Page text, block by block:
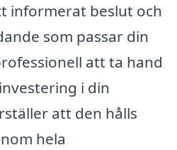
informerat beslut och
som passar din
att ta hand
i din
att den hålls
hela